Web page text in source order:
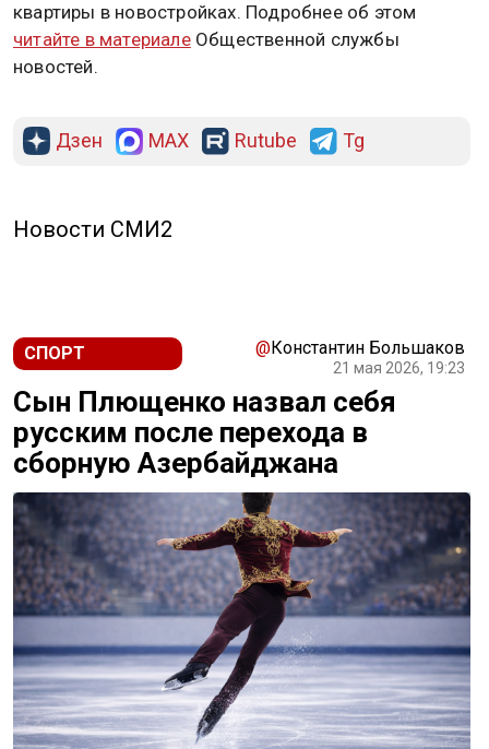
квартиры в новостройках. Подробнее об этом
читайте в материалеОбщественной службы
новостей.
Дзен MAX Rutube Tg
Новости СМИ2
СПОРТ @Константин Большаков
21 мая 2026, 19:23
Сын Плющенко назвал себя
русским после перехода в
сборную Азербайджана